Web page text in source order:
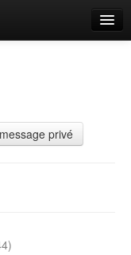
Connexion
privé